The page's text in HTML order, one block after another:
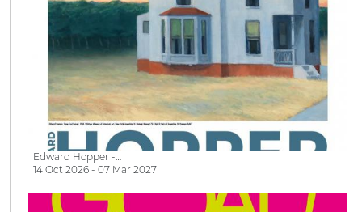
Edward Hopper -…
14 Oct 2026 - 07 Mar 2027